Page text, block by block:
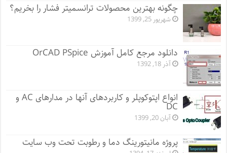
چگونه بهترین محصولات ترانسمیتر فشار را بخریم؟
شهریور 25, 1399
دانلود مرجع کامل آموزش OrCAD PSpice
آذر 18, 1392
انواع اپتوکوپلر و کاربردهای آنها در مدارهای AC و
DC
آبان 20, 1399
پروژه مانيتورينگ دما و رطوبت تحت وب سایت